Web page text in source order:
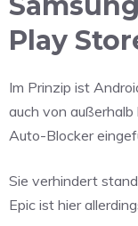
Play
Im Prinzip ist
auch von
Auto-Blocker
Sie verhindert
Epic ist hier